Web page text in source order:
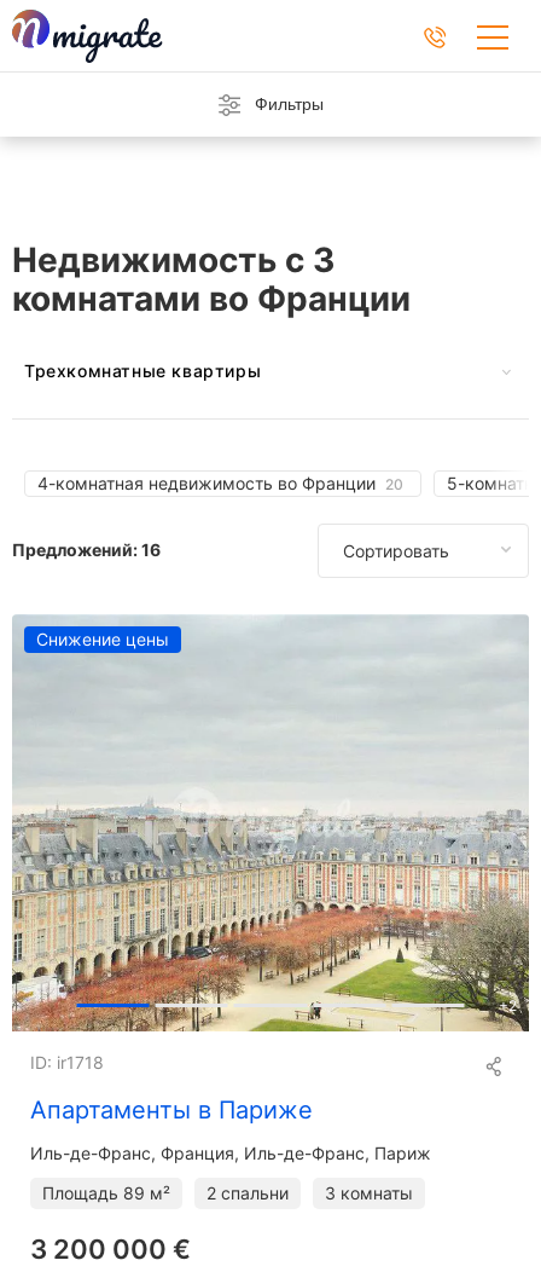
Фильтры
Недвижимость с 3
комнатами во Франции
Трехкомнатные квартиры
В Монако В Испании
В ОАЭ
4-комнатная недвижимость во Франции 20 5-
Предложений:16 Сортировать
Снижение цены
+2
Апартаменты в Париже
ID: ir1718
Иль-де-Франс Франция, Иль-де-Франс, Париж
Площадь 89 м² 2 спальни 3 комнаты
3 200 000 €